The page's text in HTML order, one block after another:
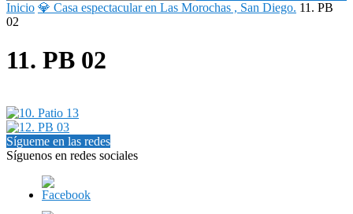
Inicio 💎 Casa espectacular en Las Morochas , San Diego. 11. PB
02
11. PB 02
Sígueme en las redes
Síguenos en redes sociales